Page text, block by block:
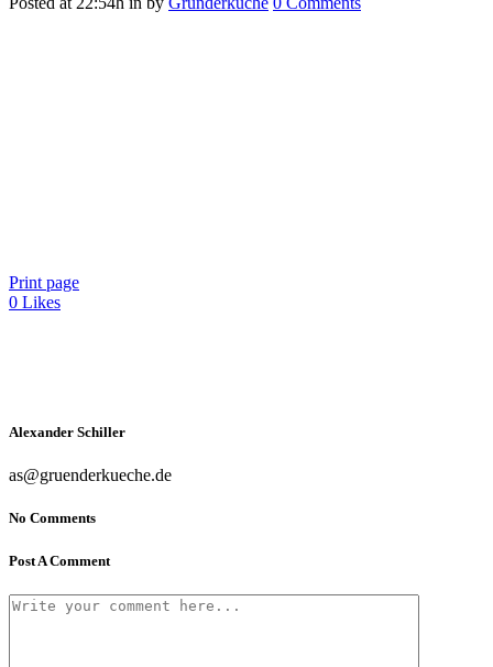
Print page
0 Likes
Alexander Schiller
as@gruenderkueche.de
No Comments
Post A Comment